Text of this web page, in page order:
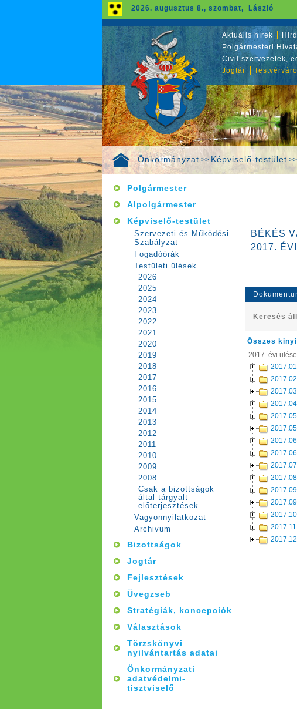
Önkormányzat >> Képviselő-testület >>
2026. augusztus 8., szombat, László
Aktuális hírek
Polgármesteri
Civil szervezetek,
Jogtár
Polgármester
Alpolgármester
Képviselő-testület
Szervezeti és Működési
Szabályzat
Fogadóórák
Testületi ülések
2026
2025
2024
2023
2022
2021
2020
2019
2018
2017
2016
2015
2014
2013
2012
2011
2010
2009
2008
Csak a bizottságok
által tárgyalt
előterjesztések
Vagyonnyilatkozat
Archivum
Bizottságok
Jogtár
Fejlesztések
Üvegzseb
Stratégiák, koncepciók
Választások
Törzskönyvi
nyilvántartás adatai
Önkormányzati
adatvédelmi-
tisztviselő
BÉKÉS
2017.
Keresés
Összes
2017. évi